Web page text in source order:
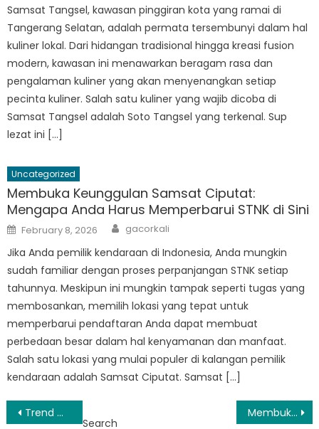
Samsat Tangsel, kawasan pinggiran kota yang ramai di
Tangerang Selatan, adalah permata tersembunyi dalam hal
kuliner lokal. Dari hidangan tradisional hingga kreasi fusion
modern, kawasan ini menawarkan beragam rasa dan
pengalaman kuliner yang akan menyenangkan setiap
pecinta kuliner. Salah satu kuliner yang wajib dicoba di
Samsat Tangsel adalah Soto Tangsel yang terkenal. Sup
lezat ini […]
Uncategorized
Membuka Keunggulan Samsat Ciputat:
Mengapa Anda Harus Memperbarui STNK di Sini
Posted
on
February 8, 2026 Author
gacorkali
Jika Anda pemilik kendaraan di Indonesia, Anda mungkin
sudah familiar dengan proses perpanjangan STNK setiap
tahunnya. Meskipun ini mungkin tampak seperti tugas yang
membosankan, memilih lokasi yang tepat untuk
memperbarui pendaftaran Anda dapat membuat
perbedaan besar dalam hal kenyamanan dan manfaat.
Salah satu lokasi yang mulai populer di kalangan pemilik
kendaraan adalah Samsat Ciputat. Samsat […]
Post
Trend Makanan Sehat di Desa: Inspirasi dari Kampung Membuka Keunggulan Samsat Ciputat: Mengapa Anda Harus Memperbarui STNK di Sini
Search